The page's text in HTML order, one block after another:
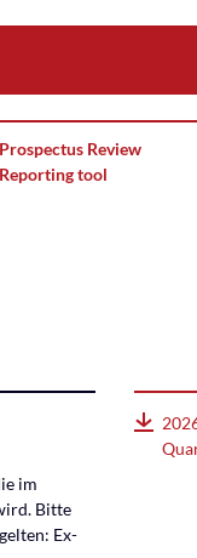
Prospectus Review
Reporting tool
im
Bitte
Ex-